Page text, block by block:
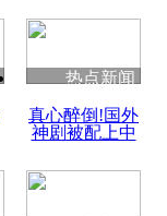
热点新闻
真心醉倒!国外
神剧被配上中